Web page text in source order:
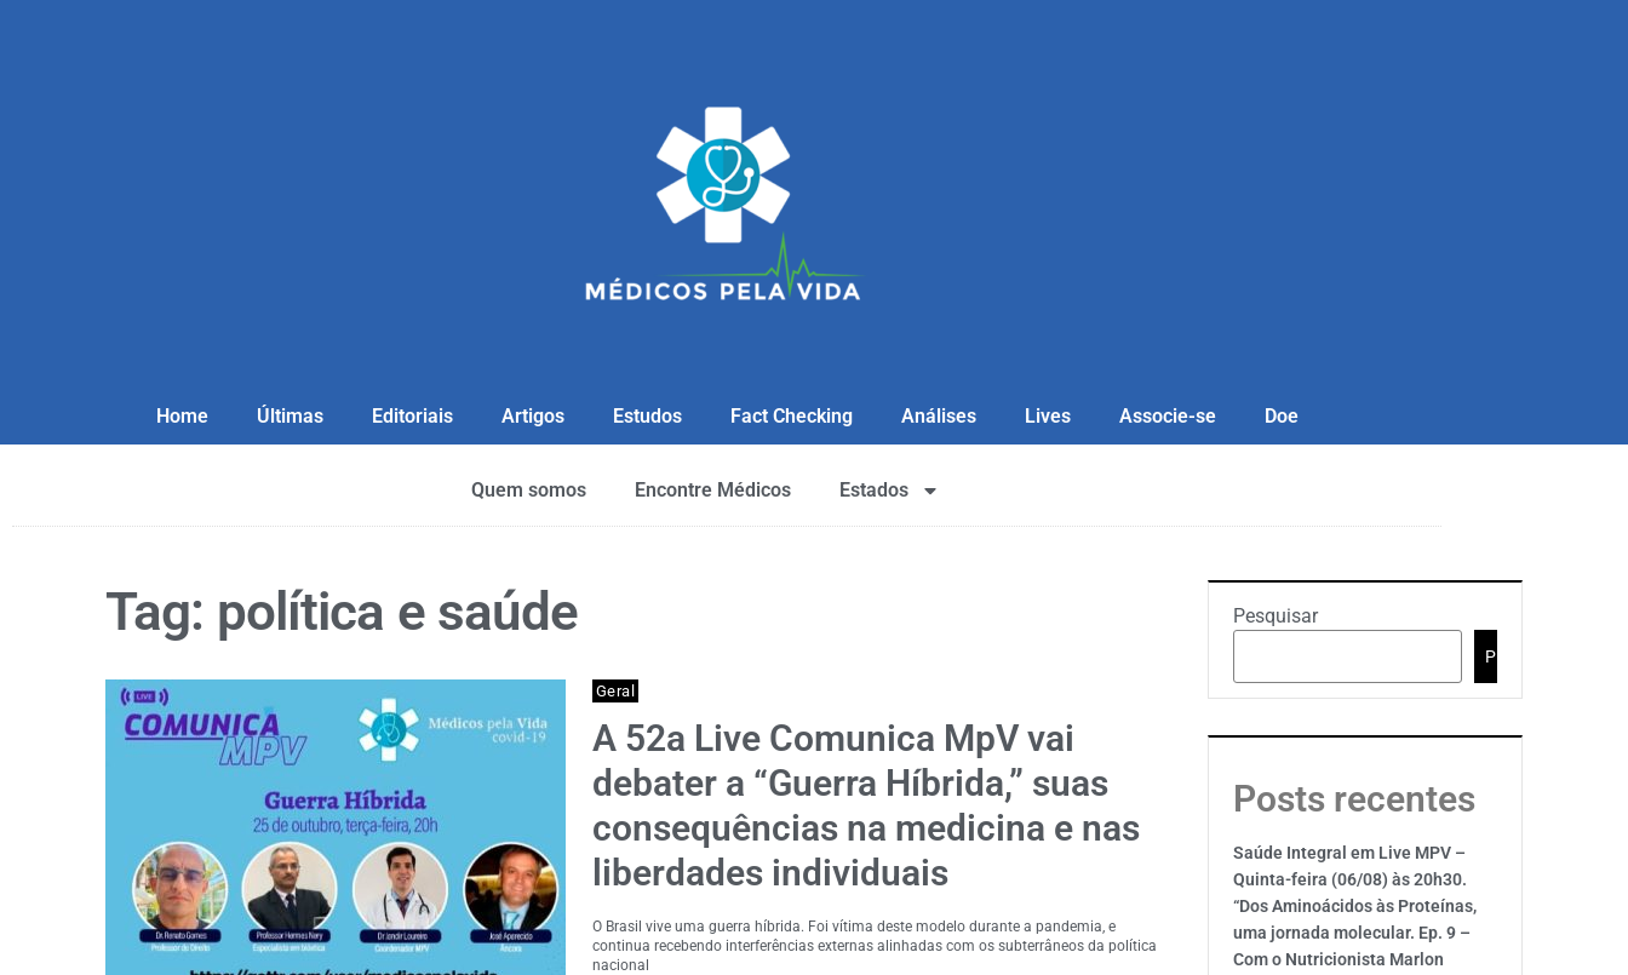
Home Últimas Editoriais Artigos Estudos Fact Checking Análises Lives Associe-se Doe
Quem somos Encontre Médicos Estados
Tag: política e saúde
Geral
A 52a Live Comunica MpV vai
debater a “Guerra Híbrida,” suas
consequências na medicina e nas
liberdades individuais
O Brasil vive uma guerra híbrida. Foi vítima deste modelo durante a pandemia, e
continua recebendo interferências externas alinhadas com os subterrâneos da política
nacional
Pesquisar
Pesquisar
Posts recentes
Saúde Integral em Live MPV –
Quinta-feira (06/08) às 20h30.
“Dos Aminoácidos às Proteínas,
uma jornada molecular. Ep. 9 –
Com o Nutricionista Marlon